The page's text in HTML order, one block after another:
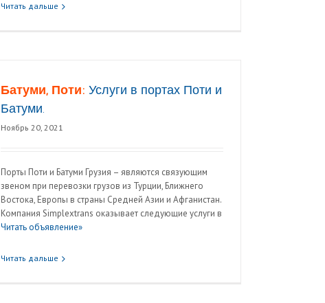
Читать дальше
Батуми, Поти: Услуги в портах Поти и
Батуми.
Ноябрь 20, 2021
Порты Поти и Батуми Грузия – являются связующим
звеном при перевозки грузов из Турции, Ближнего
Востока, Европы в страны Средней Азии и Афганистан.
Компания Simplextrans оказывает следующие услуги в
Читать объявление»
Читать дальше